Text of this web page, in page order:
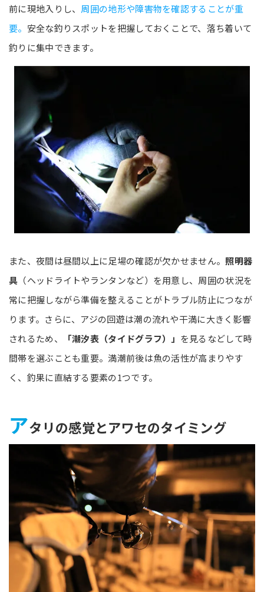
前に現地入りし、 周囲の地形や障害物を確認することが重
要。 安全な釣りスポットを把握しておくことで、落ち着いて
釣りに集中できます。
また、夜間は昼間以上に足場の確認が欠かせません。 照明器
具 （ヘッドライトやランタンなど）を用意し、周囲の状況を
常に把握しながら準備を整えることがトラブル防止につなが
ります。さらに、アジの回遊は潮の流れや干満に大きく影響
されるため、
「潮汐表（タイドグラフ）」 を見るなどして時
間帯を選ぶことも重要。満潮前後は魚の活性が高まりやす
く、釣果に直結する要素の1つです。
アタリの感覚とアワセのタイミング